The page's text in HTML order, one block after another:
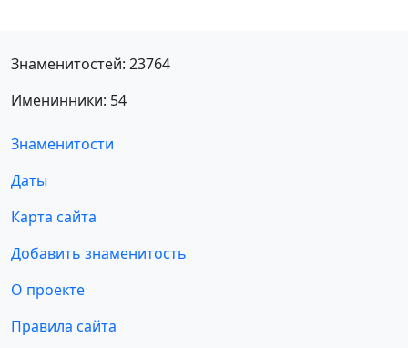
Знаменитостей: 23764
Именинники: 54
Знаменитости
Даты
Карта сайта
Добавить знаменитость
О проекте
Правила сайта